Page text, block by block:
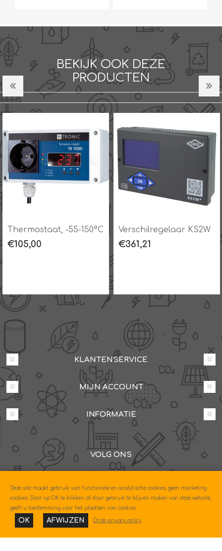
BEKIJK OOK DEZE
PRODUCTEN
-55-150°C Verschilregelaar KS2W
KLANTENSERVICE
MIJN ACCOUNT
INFORMATIE
VOLG ONS
085-0604630
'Deze site maakt gebruik van functionele en analytische cookies, geen marketing
cookies. Door op OK te klikken of door gebruik te blijven maken van deze website,
geeft u toestemming voor het plaatsen van cookies.
OK AFWIJZEN Onze privacy policy